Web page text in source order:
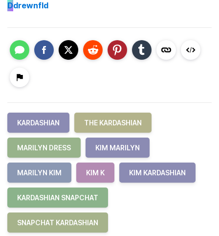
Ddrewnfld
KARDASHIAN THE KARDASHIAN
MARILYN DRESS KIM MARILYN
MARILYN KIM KIM K KIM KARDASHIAN
KARDASHIAN SNAPCHAT
SNAPCHAT KARDASHIAN